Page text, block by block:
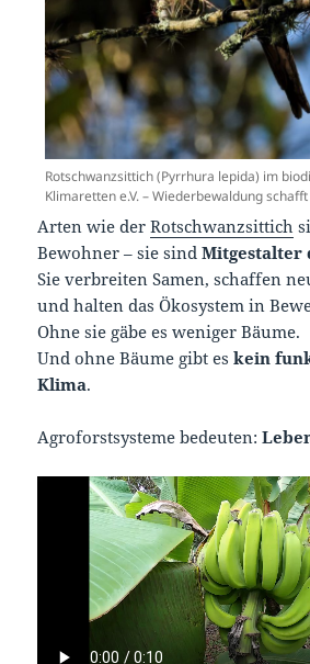
Rotschwanzsittich (Pyrrhura lepida) im
Klimaretten e.V. – Wiederbewaldung
Arten wie derRotschwanzsittich
Bewohner – sie sindMitgestalter
Sie verbreiten Samen, schaffen
und halten das Ökosystem in
Ohne sie gäbe es weniger Bäume.
Und ohne Bäume gibt eskein
Klima.
Agroforstsysteme bedeuten: